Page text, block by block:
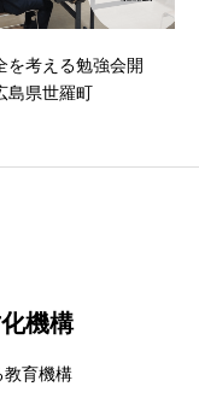
を考える勉強会開
島県世羅町
機構
教育機構